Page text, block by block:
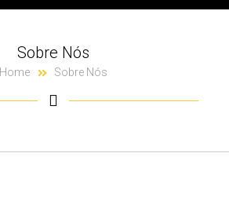
Sobre Nós
Home Sobre Nós